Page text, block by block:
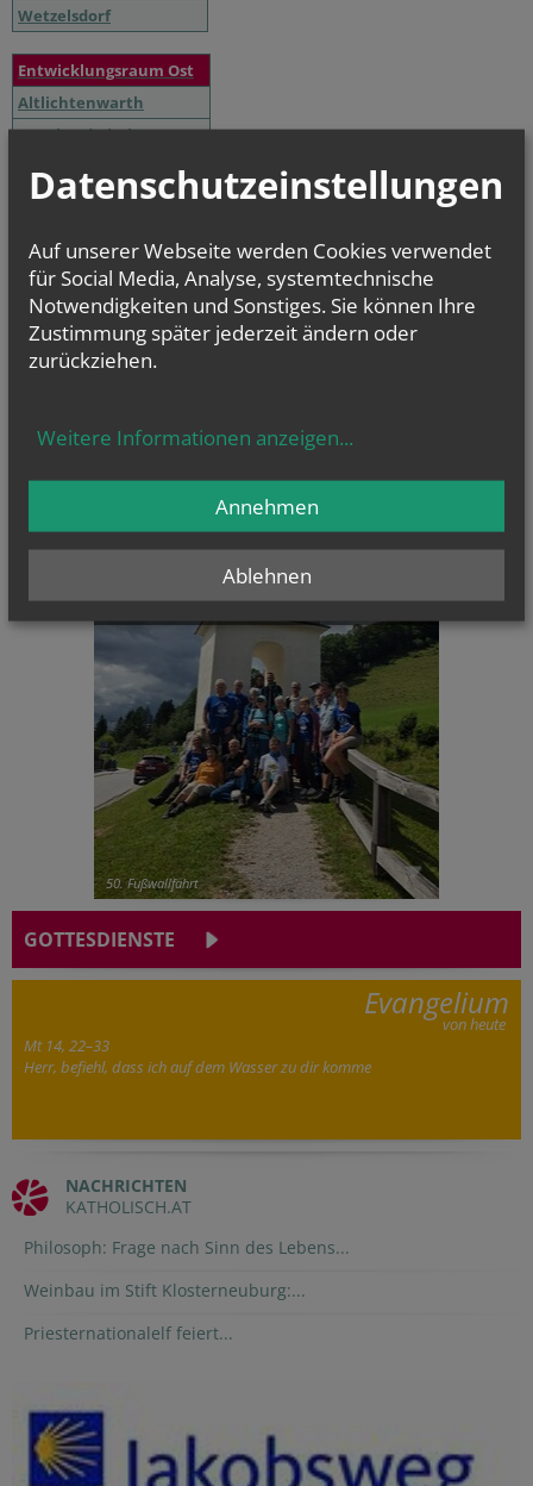
Wetzelsdorf
Entwicklungsraum Ost
Altlichtenwarth
Bernhardsthal
Hausbrunn
Reintal
NAMENSTAGE
CHRONIK
50. Fußwallfahrt
GOTTESDIENSTE
Evangelium
von heute
Mt 14, 22–33
Herr, befiehl, dass ich auf dem Wasser zu dir komme
NACHRICHTEN
KATHOLISCH.AT
Philosoph: Frage nach Sinn des Lebens...
Weinbau im Stift Klosterneuburg:...
Priesternationalelf feiert...
Datenschutzeinstellungen
Auf unserer Webseite werden Cookies verwendet
für Social Media, Analyse, systemtechnische
Notwendigkeiten und Sonstiges. Sie können Ihre
Zustimmung später jederzeit ändern oder
zurückziehen.
Weitere Informationen anzeigen...
Ablehnen
Annehmen